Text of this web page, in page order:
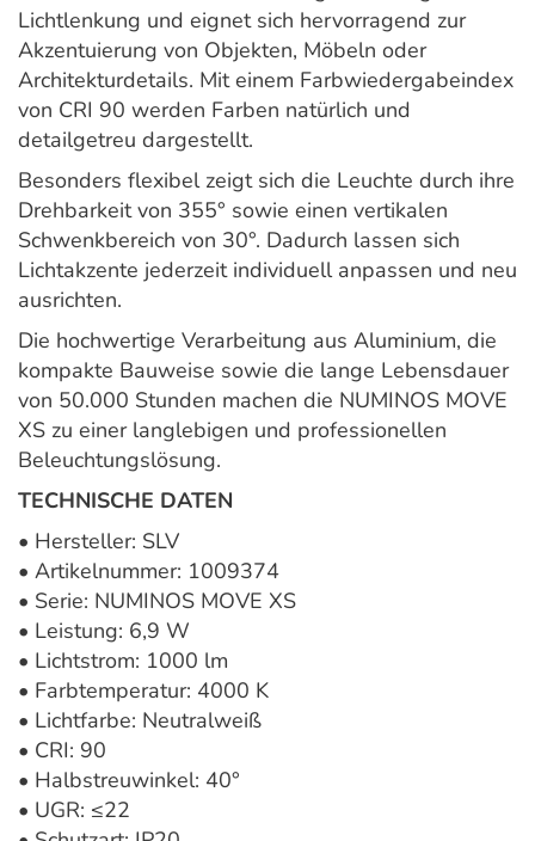
Lichtlenkung und eignet sich hervorragend zur
Akzentuierung von Objekten, Möbeln oder
Architekturdetails. Mit einem Farbwiedergabeindex
von CRI 90 werden Farben natürlich und
detailgetreu dargestellt.
Besonders flexibel zeigt sich die Leuchte durch ihre
Drehbarkeit von 355° sowie einen vertikalen
Schwenkbereich von 30°. Dadurch lassen sich
Lichtakzente jederzeit individuell anpassen und neu
ausrichten.
Die hochwertige Verarbeitung aus Aluminium, die
kompakte Bauweise sowie die lange Lebensdauer
von 50.000 Stunden machen die NUMINOS MOVE
XS zu einer langlebigen und professionellen
Beleuchtungslösung.
TECHNISCHE DATEN
• Hersteller: SLV
• Artikelnummer: 1009374
• Serie: NUMINOS MOVE XS
• Leistung: 6,9 W
• Lichtstrom: 1000 lm
• Farbtemperatur: 4000 K
• Lichtfarbe: Neutralweiß
• CRI: 90
• Halbstreuwinkel: 40°
• UGR: ≤22